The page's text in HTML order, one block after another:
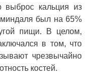
выброс кальция из
был на 65%
пищи. В целом,
в том, что
чрезвычайно
костей.